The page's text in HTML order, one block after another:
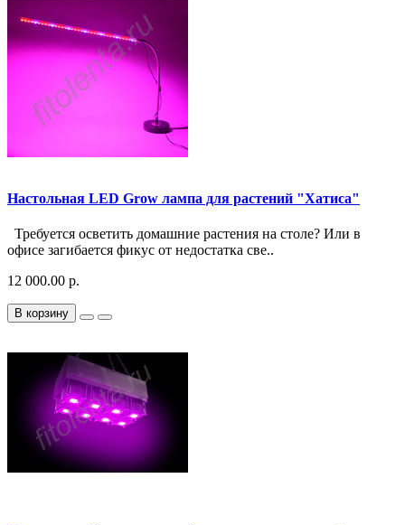
Настольная LED Grow лампа для растений "Хатиса"
Требуется осветить домашние растения на столе? Или в
офисе загибается фикус от недостатка све..
12 000.00 р.
В корзину